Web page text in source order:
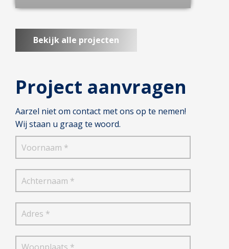
Project aanvragen
Aarzel niet om contact met ons op te nemen!
Wij staan u graag te woord.
Bekijk alle projecten